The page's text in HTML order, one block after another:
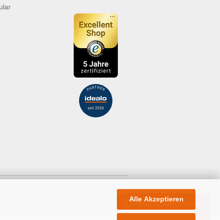
Alle Akzeptieren
Vertrag widerrufen